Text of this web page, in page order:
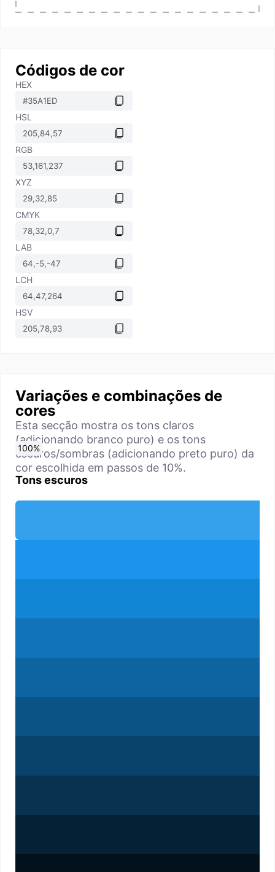
Códigos de cor
HEX
HSL
RGB
XYZ
CMYK
LAB
LCH
HSV
Variações e combinações de
cores
Esta secção mostra os tons claros
(adicionando branco puro) e os tons
escuros/sombras (adicionando preto puro) da
cor escolhida em passos de 10%.
Tons escuros
0%
10%
20%
30%
40%
50%
60%
70%
80%
90%
100%